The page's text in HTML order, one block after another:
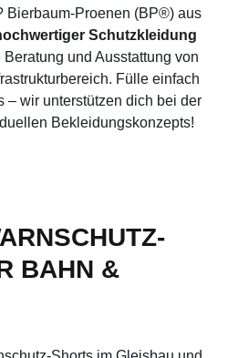
Bierbaum-Proenen (BP®) aus
Schutzkleidung
und Ausstattung von
Fülle einfach
– wir unterstützen dich bei der
Bekleidungskonzepts!
BAHN &